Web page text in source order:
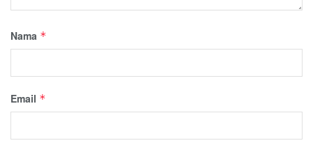
Nama *
Email *